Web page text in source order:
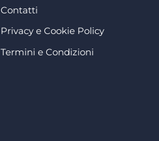
Contatti
Privacy e Cookie Policy
Termini e Condizioni